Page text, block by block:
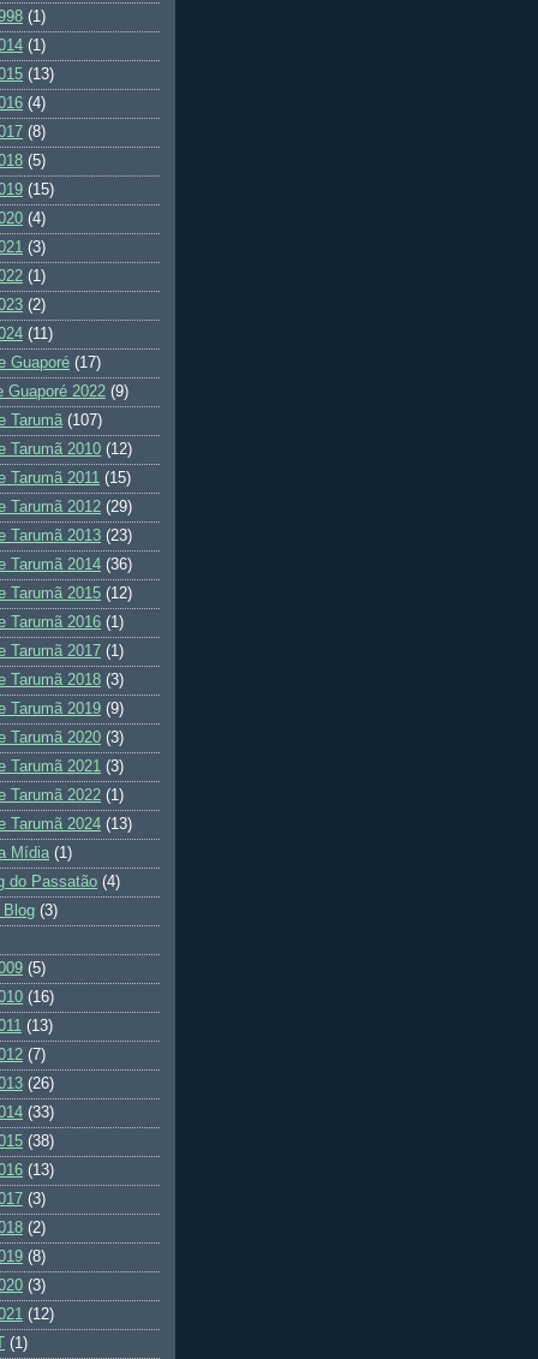
(1)
(1)
(13)
(4)
(8)
(5)
(15)
(4)
(3)
(1)
(2)
(11)
Guaporé (17)
Guaporé 2022 (9)
Tarumã (107)
Tarumã 2010 (12)
Tarumã 2011 (15)
Tarumã 2012 (29)
Tarumã 2013 (23)
Tarumã 2014 (36)
Tarumã 2015 (12)
Tarumã 2016 (1)
Tarumã 2017 (1)
Tarumã 2018 (3)
Tarumã 2019 (9)
Tarumã 2020 (3)
Tarumã 2021 (3)
Tarumã 2022 (1)
Tarumã 2024 (13)
Mídia (1)
do Passatão (4)
Blog (3)
(5)
(16)
(13)
(7)
(26)
(33)
(38)
(13)
(3)
(2)
(8)
(3)
(12)
(1)